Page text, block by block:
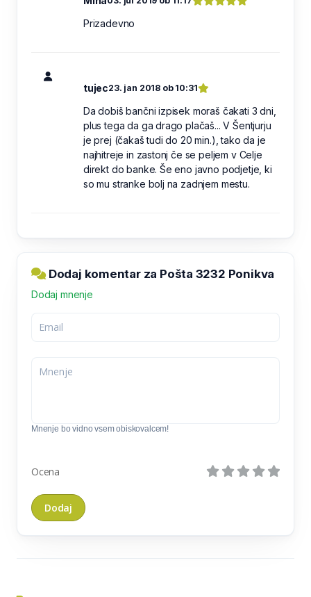
Prizadevno
tujec23. jan 2018 ob 10:31
Da dobiš bančni izpisek moraš čakati 3 dni,
plus tega da ga drago plačaš... V Šentjurju
je prej (čakaš tudi do 20 min.), tako da je
najhitreje in zastonj če se peljem v Celje
direkt do banke. Še eno javno podjetje, ki
so mu stranke bolj na zadnjem mestu.
Dodaj komentar za Pošta 3232 Ponikva
Dodaj mnenje
Mnenje bo vidno vsem obiskovalcem!
Ocena